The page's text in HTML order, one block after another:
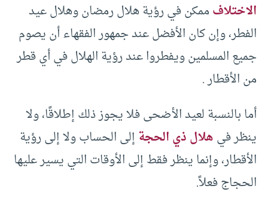
الاختلافممكن في رؤية هلال رمضان وهلال عيد
الفطر، وإن كان الأفضل عند جمهور الفقهاء أن يصوم
جميع المسلمين ويفطروا عند رؤية الهلال في أي قطر
من الأقطار .
أما بالنسبة لعيد الأضحى فلا يجوز ذلك إطلاقًا، ولا
ينظر فيهلال ذي الحجةإلى الحساب ولا إلى رؤية
الأقطار، وإنما ينظر فقط إلى الأوقات التي يسير عليها
الحجاج فعلاً.